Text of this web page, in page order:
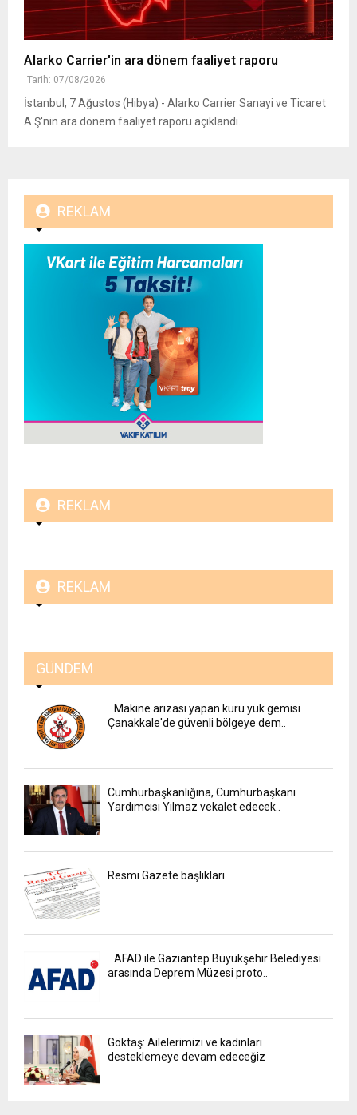
Alarko Carrier'in ara dönem faaliyet raporu
Tarih: 07/08/2026
İstanbul, 7 Ağustos (Hibya) - Alarko Carrier Sanayi ve Ticaret
A.Ş'nin ara dönem faaliyet raporu açıklandı.
REKLAM
REKLAM
REKLAM
GÜNDEM
Makine arızası yapan kuru yük gemisi
Çanakkale'de güvenli bölgeye dem..
Cumhurbaşkanlığına, Cumhurbaşkanı
Yardımcısı Yılmaz vekalet edecek..
Resmi Gazete başlıkları
AFAD ile Gaziantep Büyükşehir Belediyesi
arasında Deprem Müzesi proto..
Göktaş: Ailelerimizi ve kadınları
desteklemeye devam edeceğiz